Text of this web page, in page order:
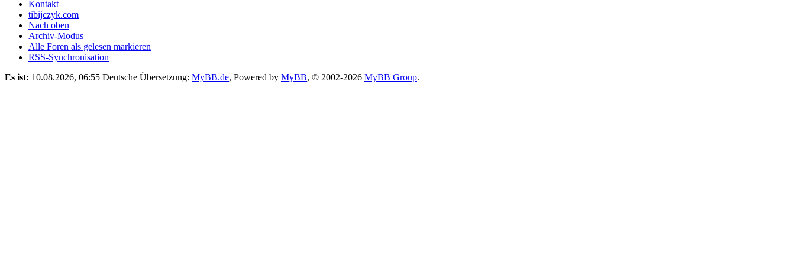
Kontakt
tibijczyk.com
Nach oben
Archiv-Modus
Alle Foren als gelesen markieren
RSS-Synchronisation
Es ist: 10.08.2026, 06:55 Deutsche Übersetzung: MyBB.de, Powered by MyBB, © 2002-2026 MyBB Group.